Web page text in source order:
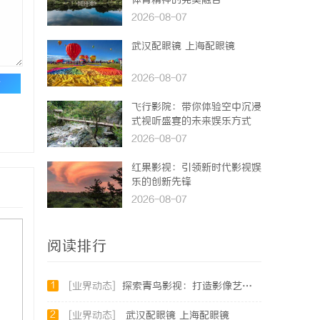
2026-08-07
武汉配眼镜 上海配眼镜
2026-08-07
飞行影院：带你体验空中沉浸
式视听盛宴的未来娱乐方式
2026-08-07
红果影视：引领新时代影视娱
乐的创新先锋
2026-08-07
阅读排行
1 [业界动态] 探索青鸟影视：打造影像艺术的全新体验与未来发展
2 [业界动态] 武汉配眼镜 上海配眼镜